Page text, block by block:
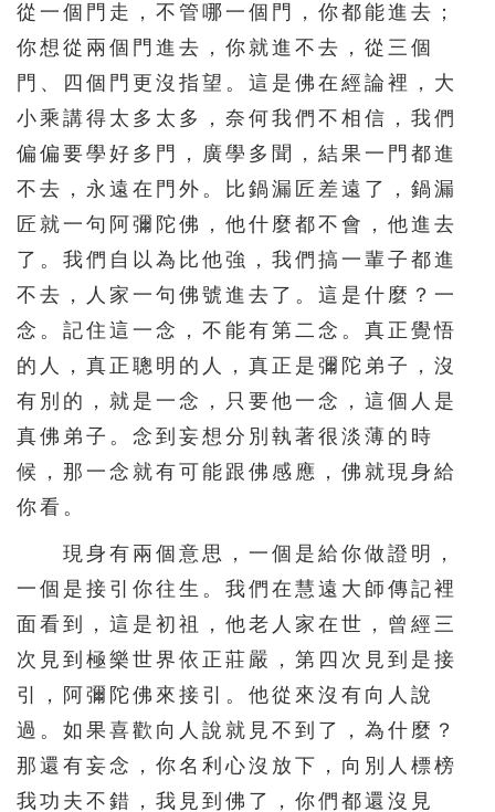
從一個門走，不管哪一個門，你都能進去；
你想從兩個門進去，你就進不去，從三個
門、四個門更沒指望。這是佛在經論裡，大
小乘講得太多太多，奈何我們不相信，我們
偏偏要學好多門，廣學多聞，結果一門都進
不去，永遠在門外。比鍋漏匠差遠了，鍋漏
匠就一句阿彌陀佛，他什麼都不會，他進去
了。我們自以為比他強，我們搞一輩子都進
不去，人家一句佛號進去了。這是什麼？一
念。記住這一念，不能有第二念。真正覺悟
的人，真正聰明的人，真正是彌陀弟子，沒
有別的，就是一念，只要他一念，這個人是
真佛弟子。念到妄想分別執著很淡薄的時
候，那一念就有可能跟佛感應，佛就現身給
你看。
現身有兩個意思，一個是給你做證明，
一個是接引你往生。我們在慧遠大師傳記裡
面看到，這是初祖，他老人家在世，曾經三
次見到極樂世界依正莊嚴，第四次見到是接
引，阿彌陀佛來接引。他從來沒有向人說
過。如果喜歡向人說就見不到了，為什麼？
那還有妄念，你名利心沒放下，向別人標榜
我功夫不錯，我見到佛了，你們都還沒見